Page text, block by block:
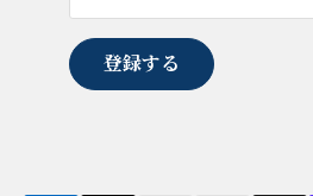
登録する